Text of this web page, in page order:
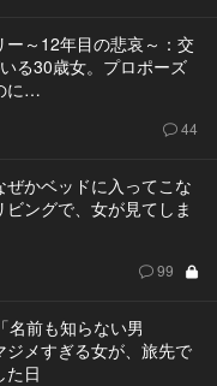
ー～12年目の悲哀～：交
る30歳女。プロポーズ
に…
44
ぜかベッドに入ってこな
ングで、女が見てしま
99
名前も知らない男
メすぎる女が、旅先で
た日